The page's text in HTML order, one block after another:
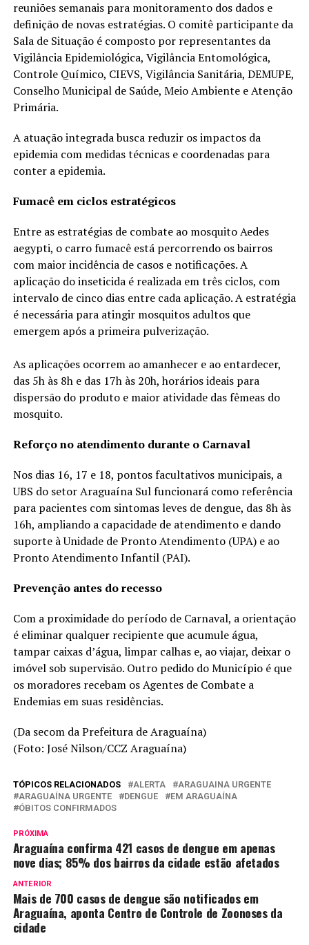
reuniões semanais para monitoramento dos dados e
definição de novas estratégias. O comitê participante da
Sala de Situação é composto por representantes da
Vigilância Epidemiológica, Vigilância Entomológica,
Controle Químico, CIEVS, Vigilância Sanitária, DEMUPE,
Conselho Municipal de Saúde, Meio Ambiente e Atenção
Primária.
A atuação integrada busca reduzir os impactos da
epidemia com medidas técnicas e coordenadas para
conter a epidemia.
Fumacê em ciclos estratégicos
Entre as estratégias de combate ao mosquito Aedes
aegypti, o carro fumacê está percorrendo os bairros
com maior incidência de casos e notificações. A
aplicação do inseticida é realizada em três ciclos, com
intervalo de cinco dias entre cada aplicação. A estratégia
é necessária para atingir mosquitos adultos que
emergem após a primeira pulverização.
As aplicações ocorrem ao amanhecer e ao entardecer,
das 5h às 8h e das 17h às 20h, horários ideais para
dispersão do produto e maior atividade das fêmeas do
mosquito.
Reforço no atendimento durante o Carnaval
Nos dias 16, 17 e 18, pontos facultativos municipais, a
UBS do setor Araguaína Sul funcionará como referência
para pacientes com sintomas leves de dengue, das 8h às
16h, ampliando a capacidade de atendimento e dando
suporte à Unidade de Pronto Atendimento (UPA) e ao
Pronto Atendimento Infantil (PAI).
Prevenção antes do recesso
Com a proximidade do período de Carnaval, a orientação
é eliminar qualquer recipiente que acumule água,
tampar caixas d’água, limpar calhas e, ao viajar, deixar o
imóvel sob supervisão. Outro pedido do Município é que
os moradores recebam os Agentes de Combate a
Endemias em suas residências.
(Da secom da Prefeitura de Araguaína)
(Foto: José Nilson/CCZ Araguaína)
TÓPICOS RELACIONADOS ALERTA
ARAGUAINA URGENTE
ARAGUAÍNA URGENTE
DENGUE
EM ARAGUAÍNA
ÓBITOS CONFIRMADOS
PRÓXIMA
Araguaína confirma 421 casos de dengue em apenas
nove dias; 85% dos bairros da cidade estão afetados
ANTERIOR
Mais de 700 casos de dengue são notificados em
Araguaína, aponta Centro de Controle de Zoonoses da
cidade